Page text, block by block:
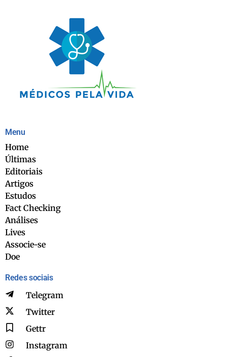
Menu
Home
Últimas
Editoriais
Artigos
Estudos
Fact Checking
Análises
Lives
Associe-se
Doe
Redes sociais
Telegram
Twitter
Gettr
Instagram